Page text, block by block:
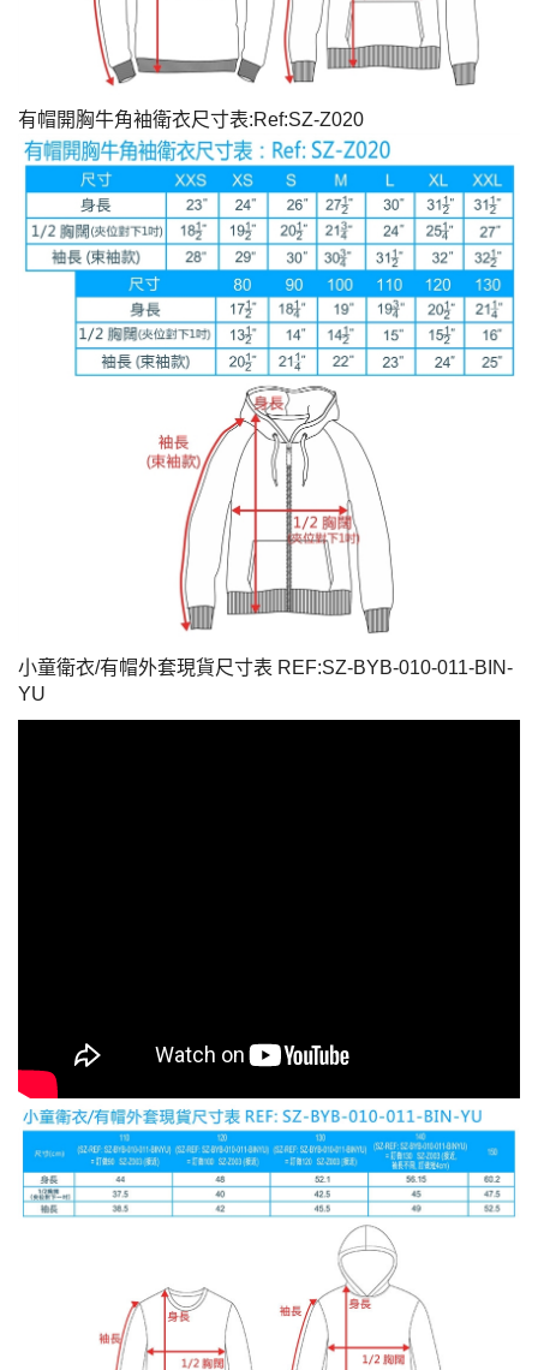
有帽開胸牛角袖衛衣尺寸表:Ref:SZ-Z020
小童衛衣/有帽外套現貨尺寸表 REF:SZ-BYB-010-011-BIN-
YU